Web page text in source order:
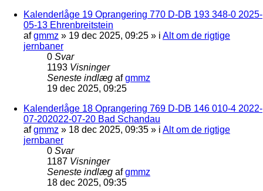
Kalenderlåge 19 Oprangering 770 D-DB 193 348-0 2025-
05-13 Ehrenbreitstein
afgmmz » 19 dec 2025, 09:25 » i Alt om de rigtige
jernbaner
0 Svar
1193 Visninger
Seneste indlæg afgmmz
19 dec 2025, 09:25
Kalenderlåge 18 Oprangering 769 D-DB 146 010-4 2022-
07-202022-07-20 Bad Schandau
afgmmz » 18 dec 2025, 09:35 » i Alt om de rigtige
jernbaner
0 Svar
1187 Visninger
Seneste indlæg afgmmz
18 dec 2025, 09:35